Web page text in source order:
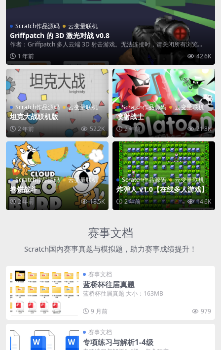
Scratch作品源码 云变量联机
Griffpatch 的 3D 激光对战 v0.8
作者：Griffpatch 多人云端 3D 射击游戏。无法连接时，请关闭所有浏览...
1 年前
42.6K
Scratch作品源码 云变量联机
坦克大战联机版
2 年前 52.2K
Scratch作品源码 云变量联机
喷射战士
2 年前 21.8K
Scratch作品源码 云变量联机
卷饼战斗
2 年前 18.5K
Scratch作品源码 云变量联机
炸弹人 v1.0【在线多人游戏】
2 年前 14.6K
赛事文档
Scratch国内赛事真题与模拟题，助力赛事成绩提升！
赛事文档
蓝桥杯往届真题
蓝桥杯往届真题 大小：163MB
9 月前 979
赛事文档
专项练习与解析1-4级